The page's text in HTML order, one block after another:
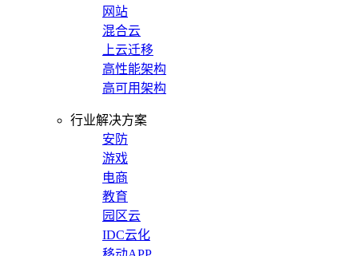
网站
混合云
上云迁移
高性能架构
高可用架构
行业解决方案
安防
游戏
电商
教育
园区云
IDC云化